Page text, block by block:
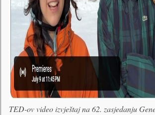
TED-ov video izvještaj na 62. zasjedanju